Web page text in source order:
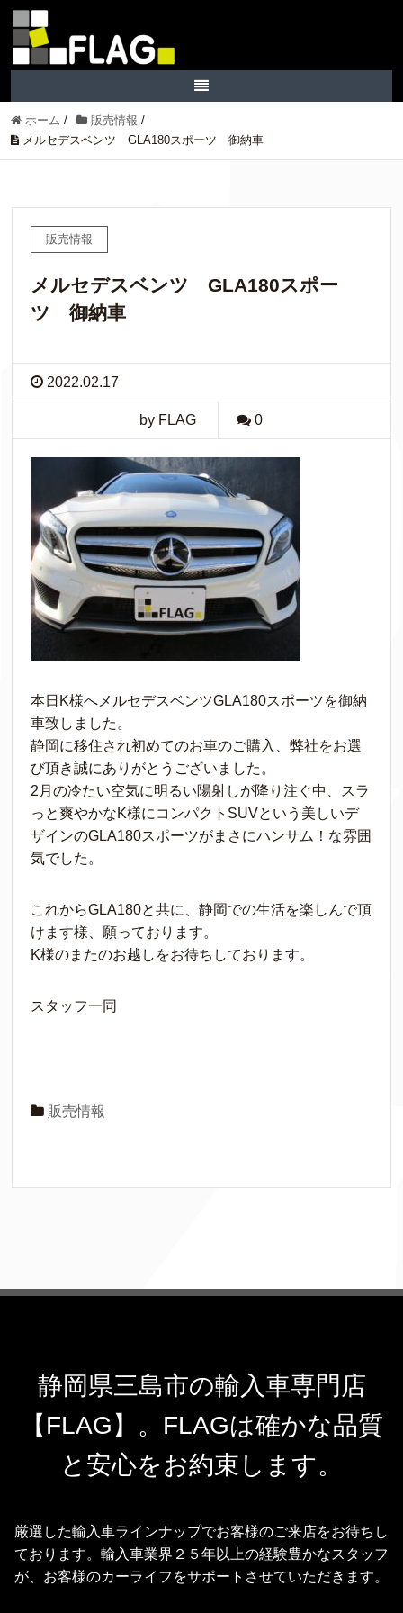
ホーム / 販売情報 /
メルセデスベンツ GLA180スポーツ 御納車
販売情報
メルセデスベンツ GLA180スポー
ツ 御納車
2022.02.17
by FLAG 0
本日K様へメルセデスベンツGLA180スポーツを御納
車致しました。
静岡に移住され初めてのお車のご購入、弊社をお選
び頂き誠にありがとうございました。
2月の冷たい空気に明るい陽射しが降り注ぐ中、スラ
っと爽やかなK様にコンパクトSUVという美しいデ
ザインのGLA180スポーツがまさにハンサム！な雰囲
気でした。
これからGLA180と共に、静岡での生活を楽しんで頂
けます様、願っております。
K様のまたのお越しをお待ちしております。
スタッフ一同
販売情報
静岡県三島市の輸入車専門店
【FLAG】。FLAGは確かな品質
と安心をお約束します。
厳選した輸入車ラインナップでお客様のご来店をお待ちし
ております。輸入車業界２５年以上の経験豊かなスタッフ
が、お客様のカーライフをサポートさせていただきます。